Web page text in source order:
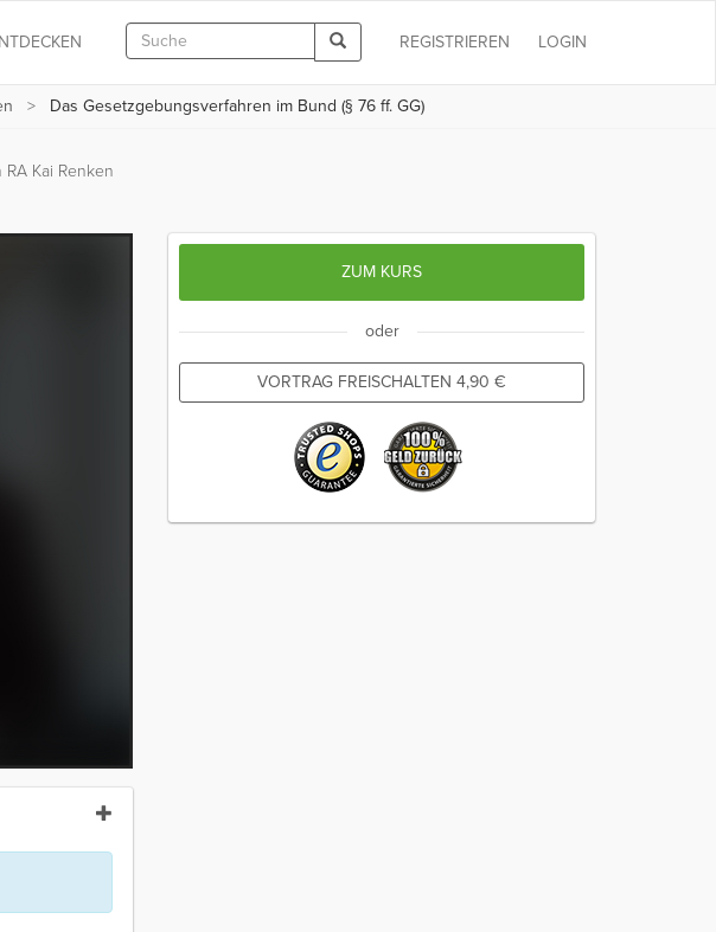
LOGIN
REGISTRIEREN
Das Gesetzgebungsverfahren im Bund (§ 76 ff. GG)
RA Kai Renken
ZUM KURS
oder
VORTRAG FREISCHALTEN 4,90 €